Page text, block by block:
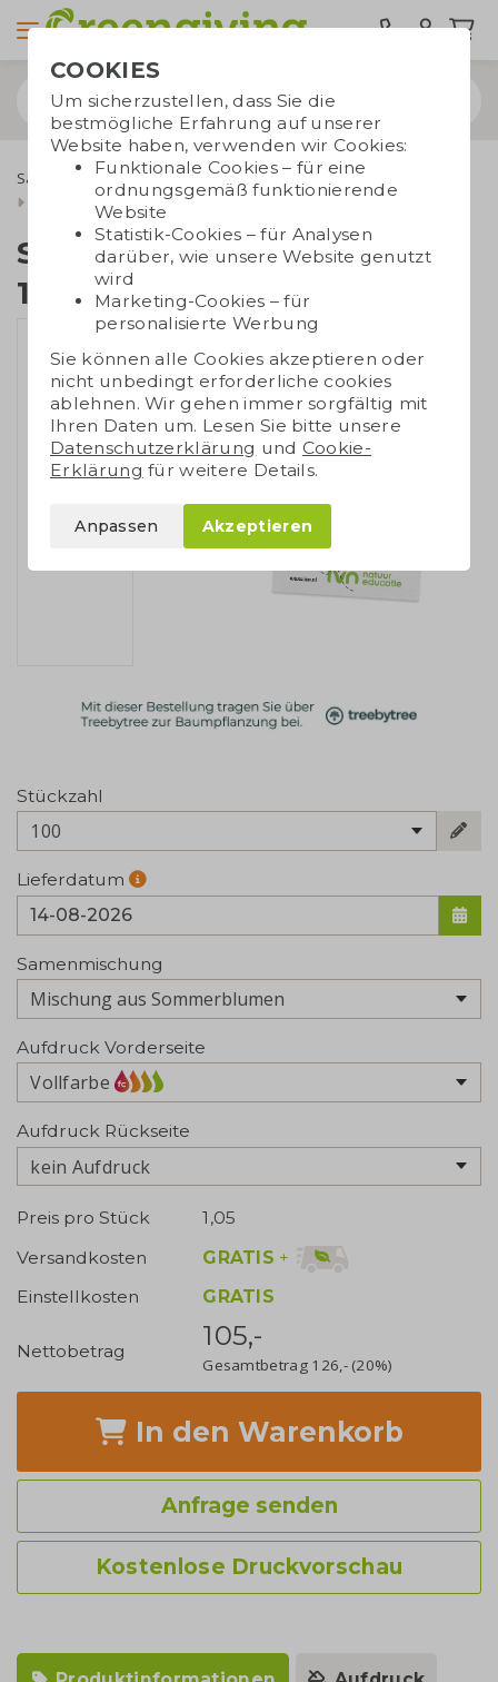
Samenpapier
Samenpapier A3 / A4 / A5 / A6
Samenpapier A7 | 120gr./m2
Samenpapier A7 |
120gr./m2
Stückzahl
100
Lieferdatum
Samenmischung
Aufdruck Vorderseite
Vollfarbe
Aufdruck Rückseite
kein Aufdruck
Preis pro Stück
1,05
Versandkosten
GRATIS +
Einstellkosten
GRATIS
Nettobetrag 105,-
Gesamtbetrag 126,- (20%)
In den Warenkorb
Anfrage senden
Kostenlose Druckvorschau
COOKIES
Um sicherzustellen, dass Sie die
bestmögliche Erfahrung auf unserer
Website haben, verwenden wir Cookies:
Funktionale Cookies – für eine
ordnungsgemäß funktionierende
Website
Statistik-Cookies – für Analysen
darüber, wie unsere Website genutzt
wird
Marketing-Cookies – für
personalisierte Werbung
Sie können alle Cookies akzeptieren oder
nicht unbedingt erforderliche cookies
ablehnen. Wir gehen immer sorgfältig mit
Ihren Daten um. Lesen Sie bitte unsere
Datenschutzerklärung und Cookie-
Erklärung für weitere Details.
Anpassen Akzeptieren